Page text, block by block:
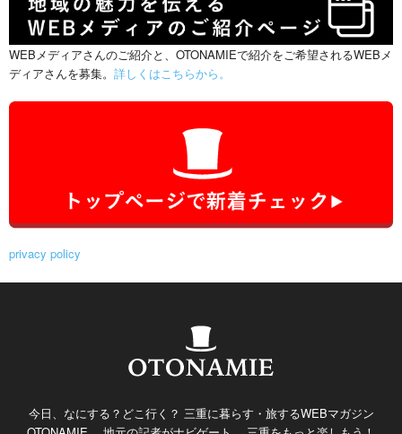
WEBメディアさんのご紹介と、OTONAMIEで紹介をご希望されるWEBメ
ディアさんを募集。 詳しくはこちらから。
privacy policy
今日、なにする？どこ行く？ 三重に暮らす・旅するWEBマガジン